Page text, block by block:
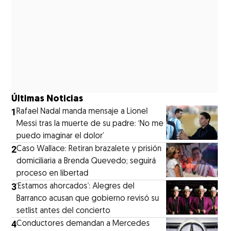
Últimas Noticias
1Rafael Nadal manda mensaje a Lionel
Messi tras la muerte de su padre: ‘No me
puedo imaginar el dolor’
2Caso Wallace: Retiran brazalete y prisión
domiciliaria a Brenda Quevedo; seguirá
proceso en libertad
3‘Estamos ahorcados’: Alegres del
Barranco acusan que gobierno revisó su
setlist antes del concierto
4Conductores demandan a Mercedes